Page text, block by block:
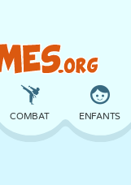
COMBAT ENFANTS